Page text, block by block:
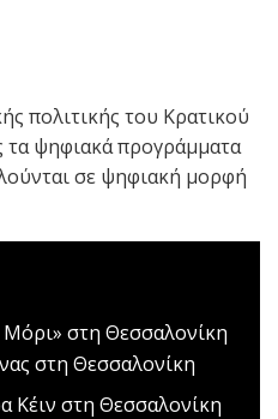
πολιτικής του Κρατικού
ψηφιακά προγράμματα
σε ψηφιακή μορφή
Μόρι» στη Θεσσαλονίκη
στη Θεσσαλονίκη
Κέιν στη Θεσσαλονίκη